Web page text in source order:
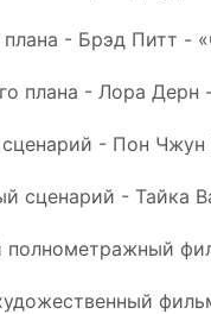
- Брэд Питт -
плана - Лора Дерн
- Пон
сценарий - Тайка